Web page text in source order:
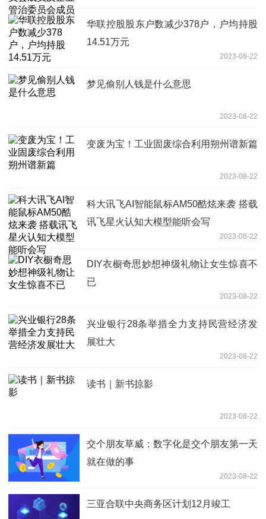
华联控股股东户数减少378户，户均持股
14.51万元
2023-08-22
梦见偷别人钱是什么意思
2023-08-22
变废为宝！工业固废综合利用朔州谱新篇
2023-08-22
科大讯飞AI智能鼠标AM50酷炫来袭 搭载
讯飞星火认知大模型能听会写
2023-08-22
DIY衣橱奇思妙想神级礼物让女生惊喜不
已
2023-08-22
兴业银行28条举措全力支持民营经济发
展壮大
2023-08-22
读书｜新书掠影
2023-08-22
交个朋友草威：数字化是交个朋友第一天
就在做的事
2023-08-22
三亚合联中央商务区计划12月竣工